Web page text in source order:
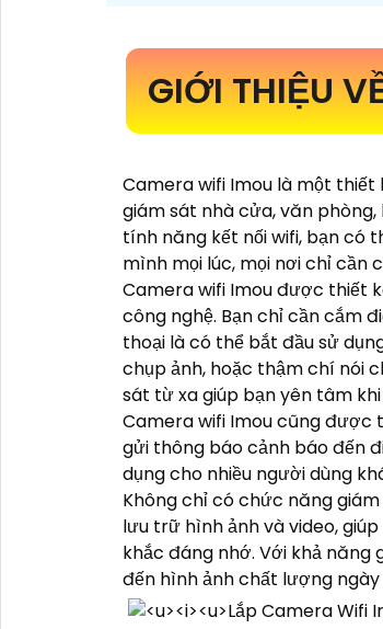
GIỚI THIỆU
Camera wifi Imou là một thiết
giám sát nhà cửa, văn
tính năng kết nối wifi, bạn có
mình mọi lúc, mọi nơi chỉ cần
Camera wifi Imou được thiết
công nghệ. Bạn chỉ cần cắm
thoại là có thể bắt đầu sử
chụp ảnh, hoặc thậm chí nói
sát từ xa giúp bạn yên tâm
Camera wifi Imou cũng được
gửi thông báo cảnh báo đến
dụng cho nhiều người dùng
Không chỉ có chức năng
lưu trữ hình ảnh và video,
khắc đáng nhớ. Với khả năng
đến hình ảnh chất lượng ngày